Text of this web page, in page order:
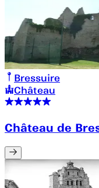
Bressuire
Château
Château de